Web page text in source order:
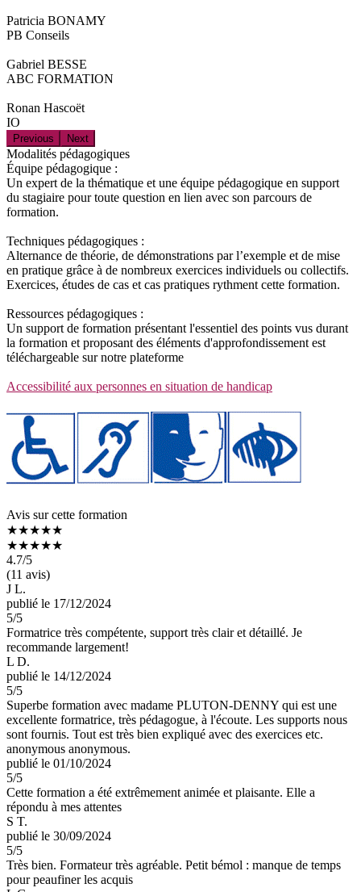
Patricia BONAMY
PB Conseils
Gabriel BESSE
ABC FORMATION
Ronan Hascoët
IO
Previous Next
Modalités pédagogiques
Équipe pédagogique :
Un expert de la thématique et une équipe pédagogique en support
du stagiaire pour toute question en lien avec son parcours de
formation.
Techniques pédagogiques :
Alternance de théorie, de démonstrations par l’exemple et de mise
en pratique grâce à de nombreux exercices individuels ou collectifs.
Exercices, études de cas et cas pratiques rythment cette formation.
Ressources pédagogiques :
Un support de formation présentant l'essentiel des points vus durant
la formation et proposant des éléments d'approfondissement est
téléchargeable sur notre plateforme
Accessibilité aux personnes en situation de handicap
Avis sur cette formation
★★★★★
★★★★★
4.7/5
(11 avis)
J L.
publié le 17/12/2024
5/5
Formatrice très compétente, support très clair et détaillé. Je
recommande largement!
L D.
publié le 14/12/2024
5/5
Superbe formation avec madame PLUTON-DENNY qui est une
excellente formatrice, très pédagogue, à l'écoute. Les supports nous
sont fournis. Tout est très bien expliqué avec des exercices etc.
anonymous anonymous.
publié le 01/10/2024
5/5
Cette formation a été extrêmement animée et plaisante. Elle a
répondu à mes attentes
S T.
publié le 30/09/2024
5/5
Très bien. Formateur très agréable. Petit bémol : manque de temps
pour peaufiner les acquis